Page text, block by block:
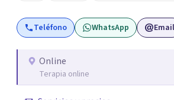
Teléfono WhatsApp Email
Online
Terapia online